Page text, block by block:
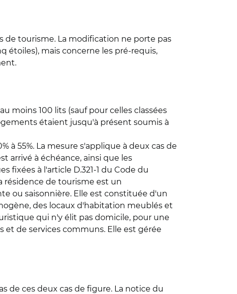
de tourisme. La modification ne porte pas
étoiles), mais concerne les pré-requis,
moins 100 lits (sauf pour celles classées
étaient jusqu'à présent soumis à
à 55%. La mesure s'applique à deux cas de
arrivé à échéance, ainsi que les
fixées à l'article D.321-1 du Code du
résidence de tourisme est un
ou saisonnière. Elle est constituée d'un
des locaux d'habitation meublés et
qui n'y élit pas domicile, pour une
de services communs. Elle est gérée
de ces deux cas de figure. La notice du